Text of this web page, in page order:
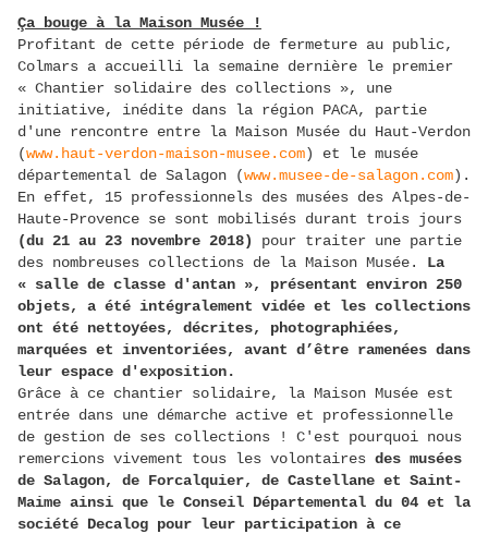
Ça bouge à la Maison Musée !
Profitant de cette période de fermeture au public,
Colmars a accueilli la semaine dernière le premier
« Chantier solidaire des collections », une
initiative, inédite dans la région PACA, partie
d'une rencontre entre la Maison Musée du Haut-Verdon
(www.haut-verdon-maison-musee.com) et le musée
départemental de Salagon (www.musee-de-salagon.com).
En effet, 15 professionnels des musées des Alpes-de-
Haute-Provence se sont mobilisés durant trois jours
(du 21 au 23 novembre 2018)
pour traiter une partie
des nombreuses collections de la Maison Musée. La
« salle de classe d'antan », présentant environ 250
objets, a été intégralement vidée et les collections
ont été nettoyées, décrites, photographiées,
marquées et inventoriées, avant d’être ramenées dans
leur espace d'exposition.
Grâce à ce chantier solidaire, la Maison Musée est
entrée dans une démarche active et professionnelle
de gestion de ses collections ! C'est pourquoi nous
remercions vivement tous les volontaires des musées
de Salagon, de Forcalquier, de Castellane et Saint-
Maime ainsi que le Conseil Départemental du 04 et la
société Decalog pour leur participation à ce